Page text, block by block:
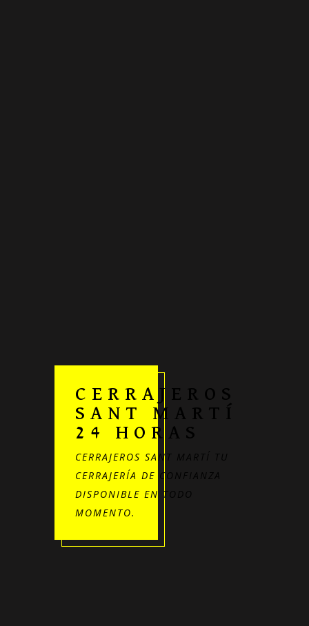
CERRAJEROS
SANT MARTÍ
24 HORAS
CERRAJEROS SANT MARTÍ TU
CERRAJERÍA DE CONFIANZA
DISPONIBLE EN TODO
MOMENTO.